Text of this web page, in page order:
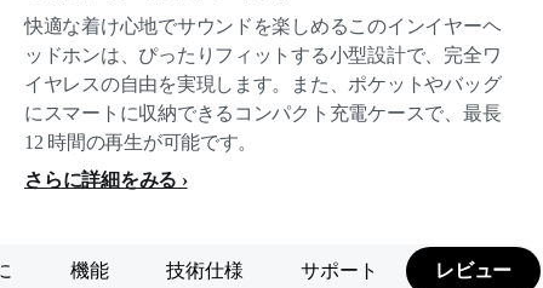
快適な着け心地でサウンドを楽しめるこのインイヤーヘ
ッドホンは、ぴったりフィットする小型設計で、完全ワ
イヤレスの自由を実現します。また、ポケットやバッグ
にスマートに収納できるコンパクト充電ケースで、最長
12 時間の再生が可能です。
さらに詳細をみる
機能 技術仕様 サポート レビュー